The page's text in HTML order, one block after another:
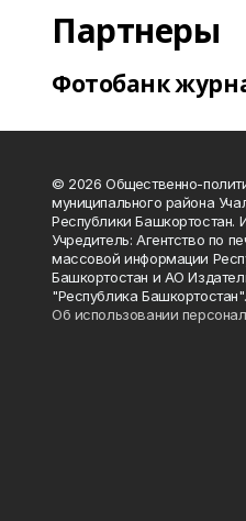
Партнеры
Фотобанк
© 2026 Общественно-
муниципального района
Республики Башкортостан.
Учредитель: Агентство по
массовой информации
Башкортостан и АО
"Республика Башкортостан".
Об использовании